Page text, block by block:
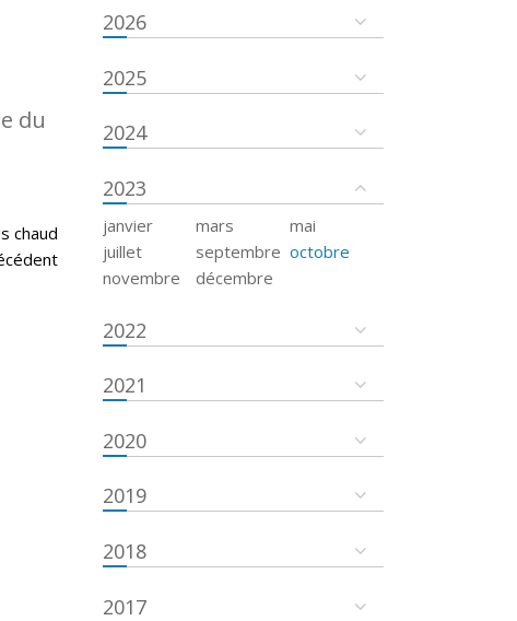
du
chaud
2026
2025
2024
2023
janvier mars
mai
juillet
septembre octobre
novembre
décembre
2022
2021
2020
2019
2018
2017